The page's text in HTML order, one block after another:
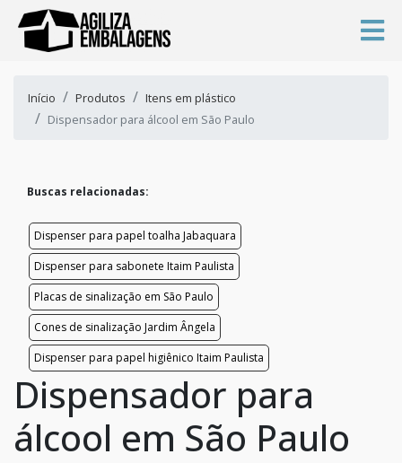
Início Produtos
Itens em plástico
Dispensador para álcool em São Paulo
Buscas relacionadas:
Dispenser para papel toalha Jabaquara
Dispenser para sabonete Itaim Paulista
Placas de sinalização em São Paulo
Cones de sinalização Jardim Ângela
Dispenser para papel higiênico Itaim Paulista
Dispensador para
álcool em São Paulo